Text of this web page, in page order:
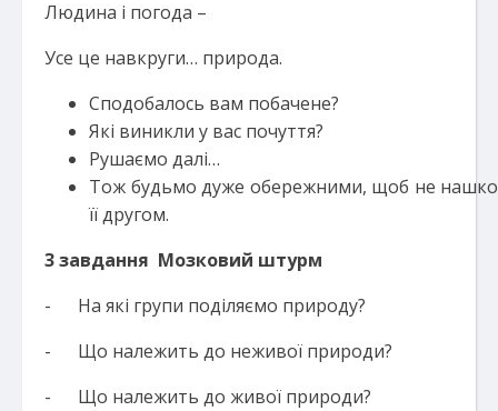
Людина і погода –
Усе це навкруги… природа.
Сподобалось вам побачене?
Які виникли у вас почуття?
Рушаємо далі…
Тож будьмо дуже обережними, щоб не
її другом.
3завдання Мозковий штурм
- На які групи поділяємо природу?
- Що належить до неживої природи?
- Що належить до живої природи?